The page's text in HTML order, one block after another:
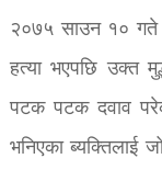
२०७५ साउन १० गते
हत्या भएपछि उक्त
पटक पटक दवाव
भनिएका ब्यक्तिलाई